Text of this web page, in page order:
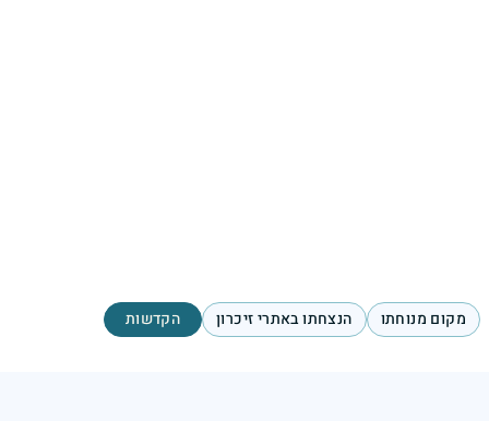
מקום מנוחתו הנצחתו באתרי זיכרון הקדשות